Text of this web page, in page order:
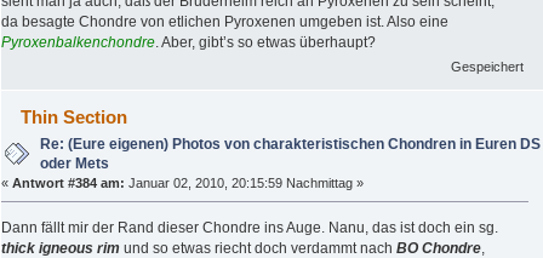
da besagte Chondre von etlichen Pyroxenen umgeben ist. Also eine
Pyroxenbalkenchondre . Aber, gibt’s so etwas überhaupt?
Gespeichert
Thin Section
Re: (Eure eigenen) Photos von charakteristischen Chondren in Euren DS
oder Mets
« Antwort #384 am: Januar 02, 2010, 20:15:59 Nachmittag »
Dann fällt mir der Rand dieser Chondre ins Auge. Nanu, das ist doch ein sg.
thick igneous rim und so etwas riecht doch verdammt nach BO Chondre